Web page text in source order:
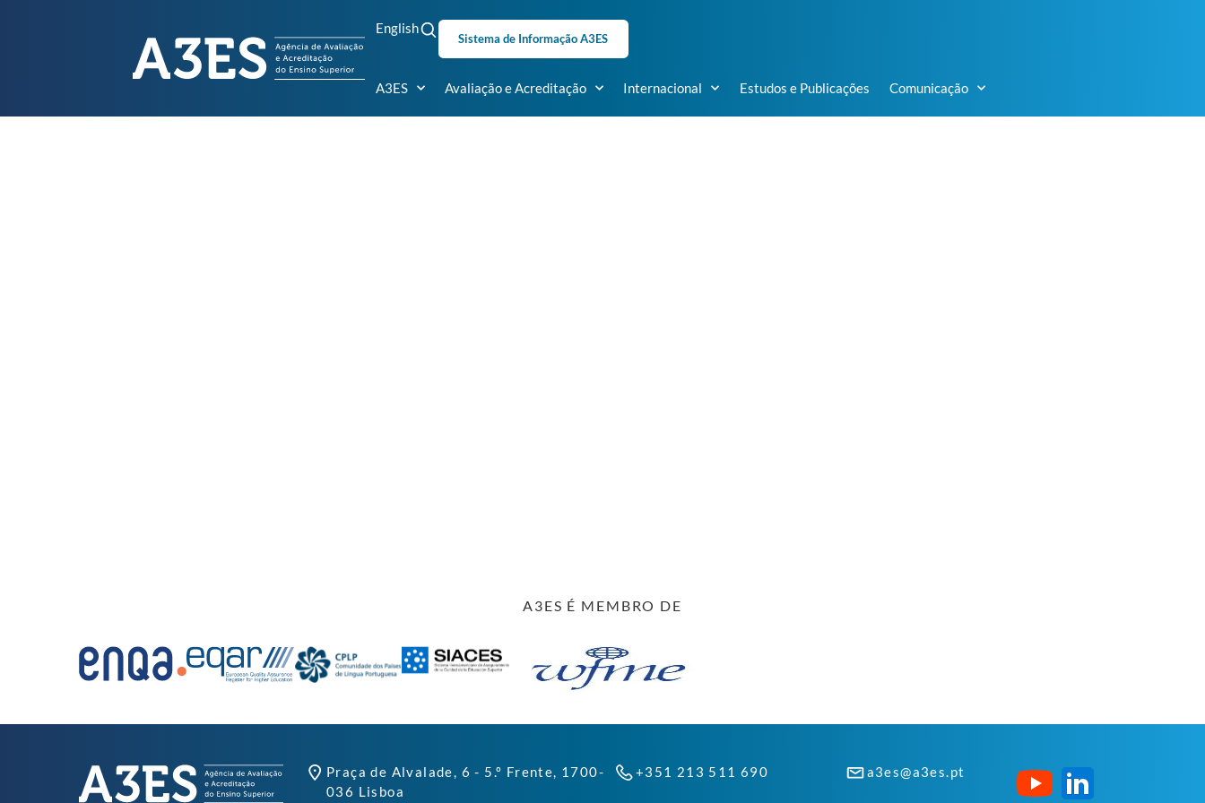
English
Sistema de Informação A3ES
A3ES Avaliação e Acreditação Internacional Estudos e Publicações Comunicação
A3ES É MEMBRO DE
Praça de Alvalade, 6 - 5.º Frente, 1700-
036 Lisboa
+351 213 511 690 a3es@a3es.pt